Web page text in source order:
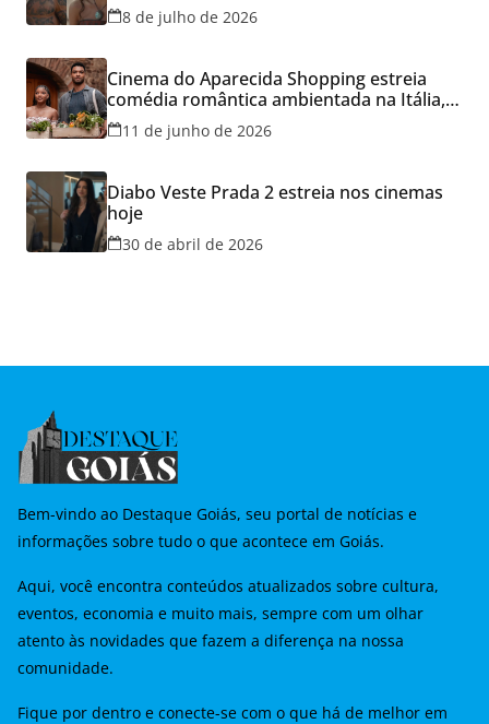
Cineflix do Aparecida Shopping
8 de julho de 2026
Cinema do Aparecida Shopping estreia
comédia romântica ambientada na Itália,
hoje e lança promoção para o Dia dos
Namorados
11 de junho de 2026
Diabo Veste Prada 2 estreia nos cinemas
hoje
30 de abril de 2026
Bem-vindo ao Destaque Goiás, seu portal de notícias e
informações sobre tudo o que acontece em Goiás.
Aqui, você encontra conteúdos atualizados sobre cultura,
eventos, economia e muito mais, sempre com um olhar
atento às novidades que fazem a diferença na nossa
comunidade.
Fique por dentro e conecte-se com o que há de melhor em